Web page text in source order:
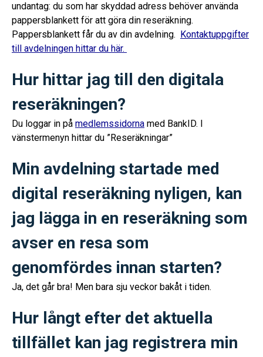
undantag: du som har skyddad adress behöver använda
pappersblankett för att göra din reseräkning.
Pappersblankett får du av din avdelning. Kontaktuppgifter
till avdelningen hittar du här.
Hur hittar jag till den digitala
reseräkningen?
Du loggar in på medlemssidorna med BankID. I
vänstermenyn hittar du ”Reseräkningar”
Min avdelning startade med
digital reseräkning nyligen, kan
jag lägga in en reseräkning som
avser en resa som
genomfördes innan starten?
Ja, det går bra! Men bara sju veckor bakåt i tiden.
Hur långt efter det aktuella
tillfället kan jag registrera min